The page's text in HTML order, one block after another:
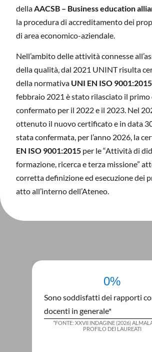
della AACSB – Business education
la procedura di accreditamento dei
di area economico-aziendale.
Nell’ambito delle attività connesse
della qualità, dal 2021 UNINT risulta
della normativa UNI EN ISO 9001:2015
febbraio 2021 è stato rilasciato il
confermato per il 2022 e il 2023. Nel
ottenuto il nuovo certificato e in data
stata confermata, per l’anno 2026, la
EN ISO 9001:2015 per le “Attività di
formazione, ricerca e terza missione”
corretta definizione ed esecuzione dei
atto all’interno dell’Ateneo.
Sono soddisfatti dei rapporti
docenti in generale*
0%
*FONTE: XXVII INDAGINE (2026)
PROFILO DEI LAUREATI